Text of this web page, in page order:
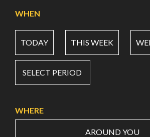
content
WHEN
TODAY THIS WEEK
SELECT PERIOD
WHERE
AROUND YOU